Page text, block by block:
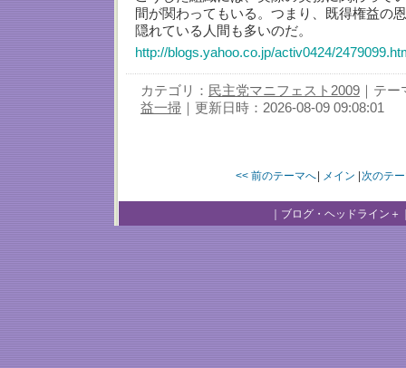
間が関わってもいる。つまり、既得権益の
隠れている人間も多いのだ。
http://blogs.yahoo.co.jp/activ0424/
カテゴリ： 民主党マニフェスト2009 ｜テー
益一掃 ｜更新日時：2026-08-09 09:08:01
<< 前のテーマへ メイン 次のテ
ブログ・ヘッドライン＋